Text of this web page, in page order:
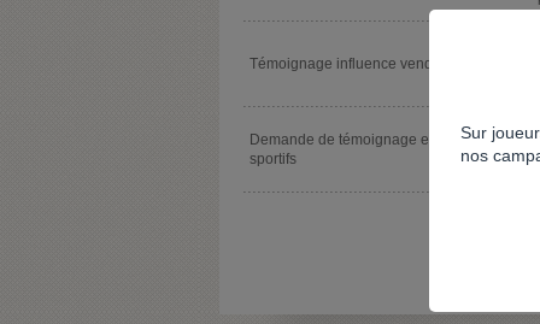
Témoignage influence vendredi 13
Demande de témoignage enquête paris
sportifs
Sur
nos